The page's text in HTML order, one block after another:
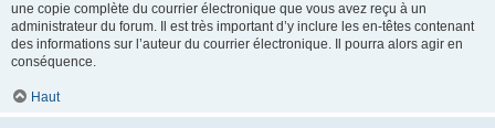
une copie complète du courrier électronique que vous avez reçu à un
administrateur du forum. Il est très important d’y inclure les en-têtes contenant
des informations sur l’auteur du courrier électronique. Il pourra alors agir en
conséquence.
Haut